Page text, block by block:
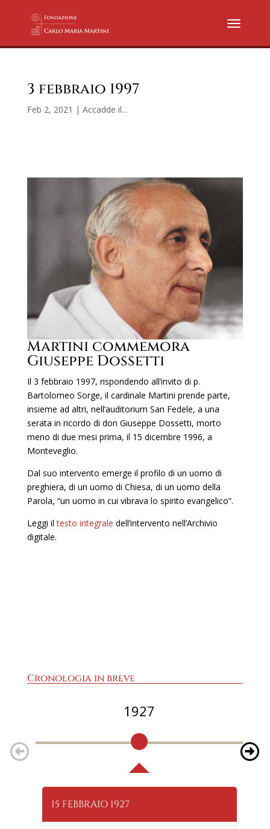
3 febbraio 1997
Feb 2, 2021 | Accadde il...
Martini commemora
Giuseppe Dossetti
Il 3 febbraio 1997, rispondendo all’invito di p.
Bartolomeo Sorge, il cardinale Martini prende parte,
insieme ad altri, nell’auditorium San Fedele, a una
serata in ricordo di don Giuseppe Dossetti, morto
meno di due mesi prima, il 15 dicembre 1996, a
Monteveglio.
Dal suo intervento emerge il profilo di un uomo di
preghiera, di un uomo di Chiesa, di un uomo della
Parola, “un uomo in cui vibrava lo spirito evangelico”.
Leggi iltesto integrale dell’intervento nell’Archivio
digitale.
Cronologia in breve
1927
15 FEBBRAIO 1927